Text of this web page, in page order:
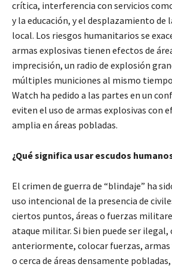
crítica, interferencia con servicios
y la educación, y el desplazamiento de
local. Los riesgos humanitarios se
armas explosivas tienen efectos de
imprecisión, un radio de explosión
múltiples municiones al mismo
Watch ha pedido a las partes en un
eviten el uso de armas explosivas con
amplia en áreas pobladas.
¿Qué significa usar escudos
El crimen de guerra de “blindaje” ha
uso intencional de la presencia de
ciertos puntos, áreas o fuerzas
ataque militar. Si bien puede ser ilegal,
anteriormente, colocar fuerzas,
o cerca de áreas densamente